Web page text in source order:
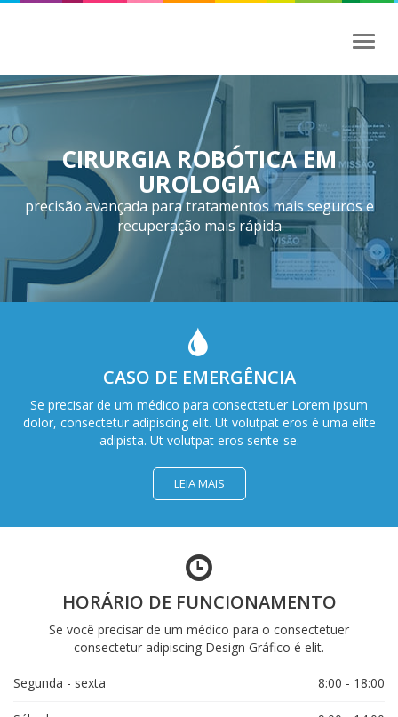
Toggle
CIRURGIA ROBÓTICA EM
UROLOGIA
precisão avançada para tratamentos mais seguros e
recuperação mais rápida
CASO DE EMERGÊNCIA
Se precisar de um médico para consectetuer Lorem ipsum
dolor, consectetur adipiscing elit. Ut volutpat eros é uma elite
adipista. Ut volutpat eros sente-se.
LEIA MAIS
HORÁRIO DE FUNCIONAMENTO
Se você precisar de um médico para o consectetuer
consectetur adipiscing Design Gráfico é elit.
Segunda - sexta 8:00 - 18:00